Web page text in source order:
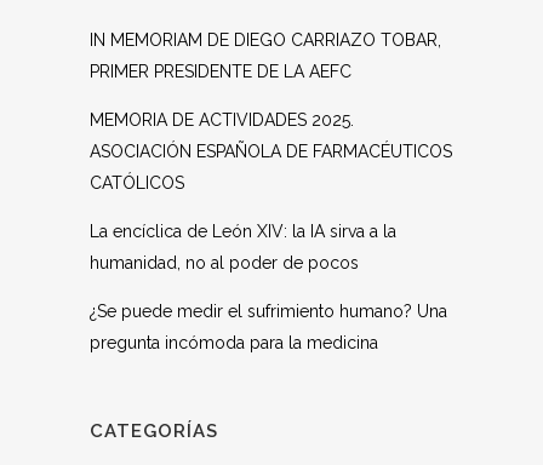
IN MEMORIAM DE DIEGO CARRIAZO TOBAR,
PRIMER PRESIDENTE DE LA AEFC
MEMORIA DE ACTIVIDADES 2025.
ASOCIACIÓN ESPAÑOLA DE FARMACÉUTICOS
CATÓLICOS
La encíclica de León XIV: la IA sirva a la
humanidad, no al poder de pocos
¿Se puede medir el sufrimiento humano? Una
pregunta incómoda para la medicina
CATEGORÍAS